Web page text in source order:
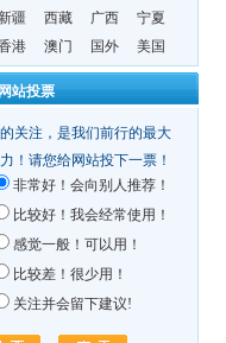
疆
西藏 广西
宁夏
港
澳门 国外 美国
站投票
关注，是我们前行的最大
！请您给网站投下一票！
非常好！会向别人推荐！
比较好！我会经常使用！
感觉一般！可以用！
比较差！很少用！
关注并会留下建议!